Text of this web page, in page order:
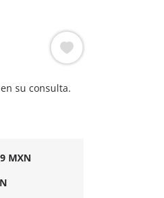
su consulta.
MXN